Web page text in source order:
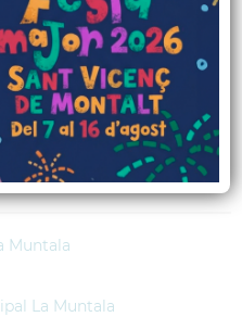
en
Muntala
La Muntala